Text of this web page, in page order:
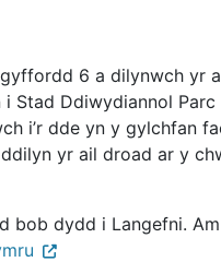
6 a dilynwch yr
i Stad Ddiwydiannol
i’r dde yn y gylchfan
yr ail droad ar y
bob dydd i Langefni.